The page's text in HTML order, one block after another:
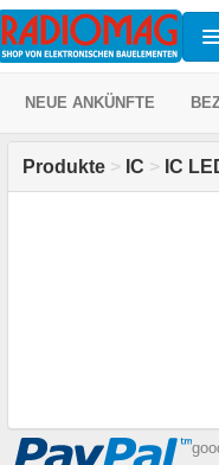
NEUE ANKÜNFTE
Produkte > IC > IC